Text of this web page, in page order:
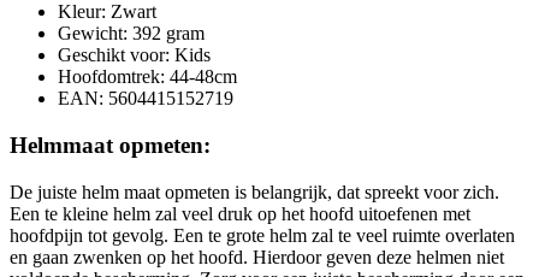
Kleur: Zwart
Gewicht: 392 gram
Geschikt voor: Kids
Hoofdomtrek: 44-48cm
EAN: 5604415152719
Helmmaat opmeten:
De juiste helm maat opmeten is belangrijk, dat spreekt voor zich.
Een te kleine helm zal veel druk op het hoofd uitoefenen met
hoofdpijn tot gevolg. Een te grote helm zal te veel ruimte overlaten
en gaan zwenken op het hoofd. Hierdoor geven deze helmen niet